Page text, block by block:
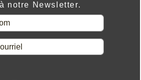
notre Newsletter.